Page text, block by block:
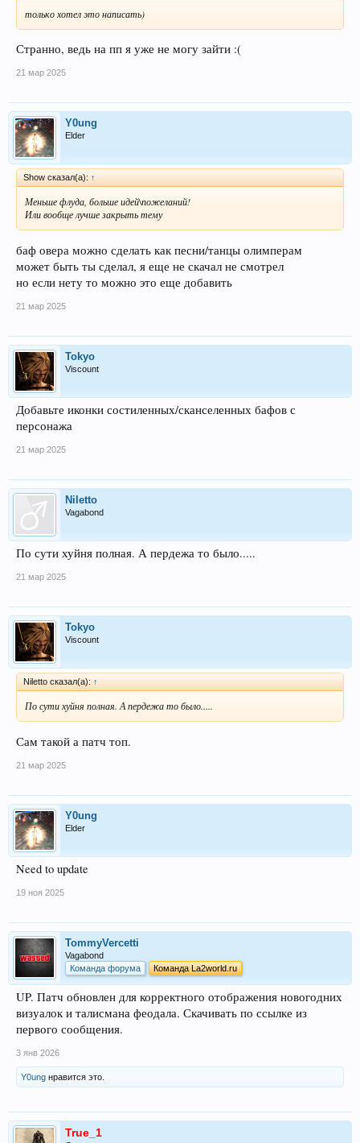
только хотел это написать)
Странно, ведь на пп я уже не могу зайти :(
21 мар 2025
Y0ung
Elder
Show сказал(а): ↑
Меньше флуда, больше идей\пожеланий!
Или вообще лучше закрыть тему
баф овера можно сделать как песни/танцы олимперам
может быть ты сделал, я еще не скачал не смотрел
но если нету то можно это еще добавить
21 мар 2025
Tokyo
Viscount
Добавьте иконки состиленных/сканселенных бафов с
персонажа
21 мар 2025
Niletto
Vagabond
По сути хуйня полная. А пердежа то было.....
21 мар 2025
Tokyo
Viscount
Niletto сказал(а): ↑
По сути хуйня полная. А пердежа то было.....
Сам такой а патч топ.
21 мар 2025
Y0ung
Elder
Need to update
19 ноя 2025
TommyVercetti
Vagabond
Команда форума
Команда La2world.ru
UP. Патч обновлен для корректного отображения новогодних
визуалок и талисмана феодала. Скачивать по ссылке из
первого сообщения.
3 янв 2026
Y0ung нравится это.
True_1